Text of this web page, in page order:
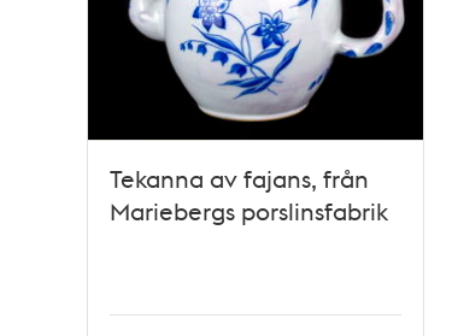
Tekanna av fajans, från
Mariebergs porslinsfabrik